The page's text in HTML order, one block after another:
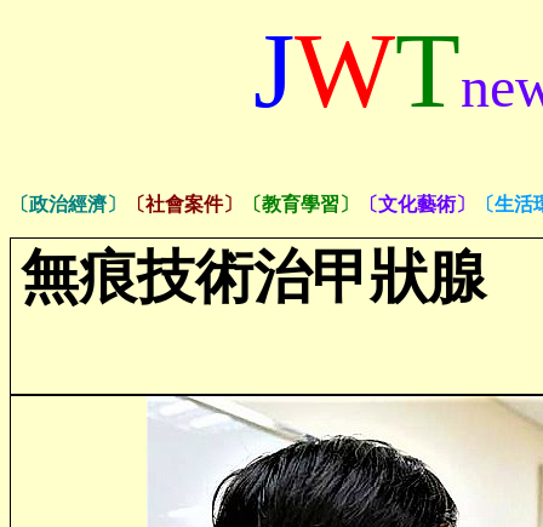
JWT
〔政治經濟〕 〔社會案件〕 〔教育學習〕 〔文化藝術〕 〔生活
無痕技術治甲狀腺